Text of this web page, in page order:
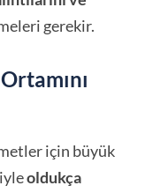
gerekir.
için büyük
oldukça